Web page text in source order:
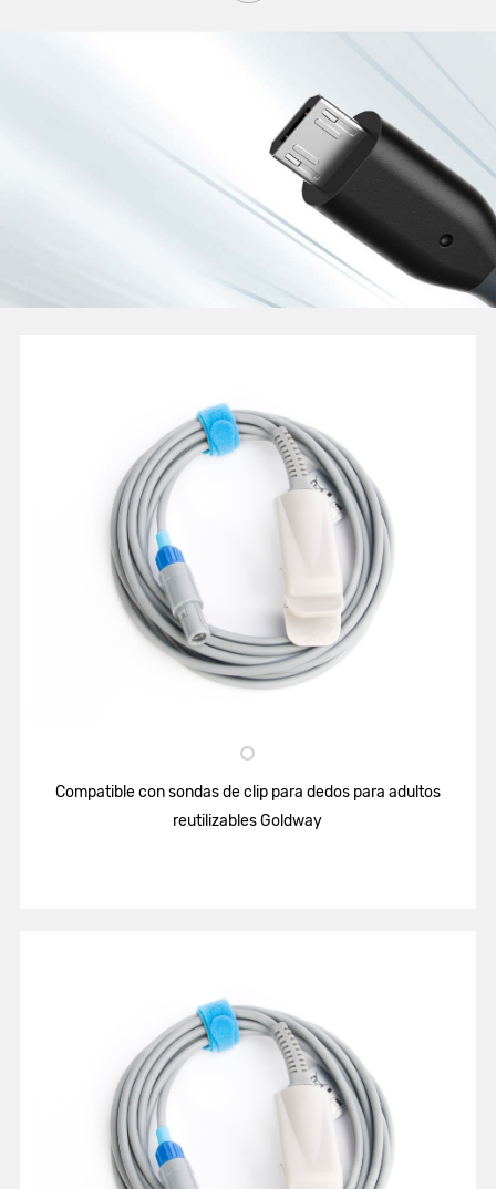
Compatible con sondas de clip para dedos para adultos
reutilizables Goldway